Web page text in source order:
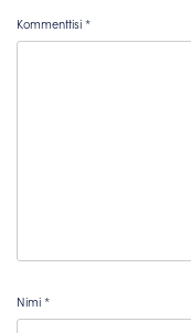
Kommenttisi*
Nimi*